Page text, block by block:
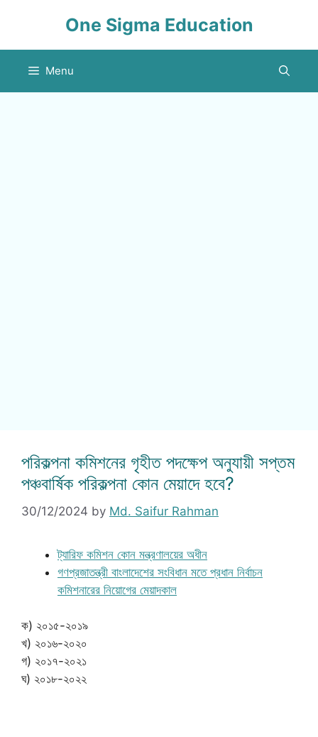
One Sigma Education
Menu
পরিকল্পনা কমিশনের গৃহীত পদক্ষেপ অনুযায়ী সপ্তম
পঞ্চবার্ষিক পরিকল্পনা কোন মেয়াদে হবে?
30/12/2024 by Md. Saifur Rahman
ট্যারিফ কমিশন কোন মন্ত্রণালয়ের অধীন
গণপ্রজাতন্ত্রী বাংলাদেশের সংবিধান মতে প্রধান নির্বাচন
কমিশনারের নিয়োগের মেয়াদকাল
ক) ২০১৫-২০১৯
খ) ২০১৬-২০২০
গ) ২০১৭-২০২১
ঘ) ২০১৮-২০২২